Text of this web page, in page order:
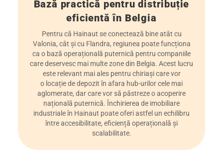
Bază practică pentru distribuție
eficientă în Belgia
Pentru că Hainaut se conectează bine atât cu
Valonia, cât și cu Flandra, regiunea poate funcționa
ca o bază operațională puternică pentru companiile
care deservesc mai multe zone din Belgia. Acest lucru
este relevant mai ales pentru chiriași care vor
o locație de depozit în afara hub-urilor cele mai
aglomerate, dar care vor să păstreze o acoperire
națională puternică. Închirierea de imobiliare
industriale în Hainaut poate oferi astfel un echilibru
între accesibilitate, eficiență operațională și
scalabilitate.